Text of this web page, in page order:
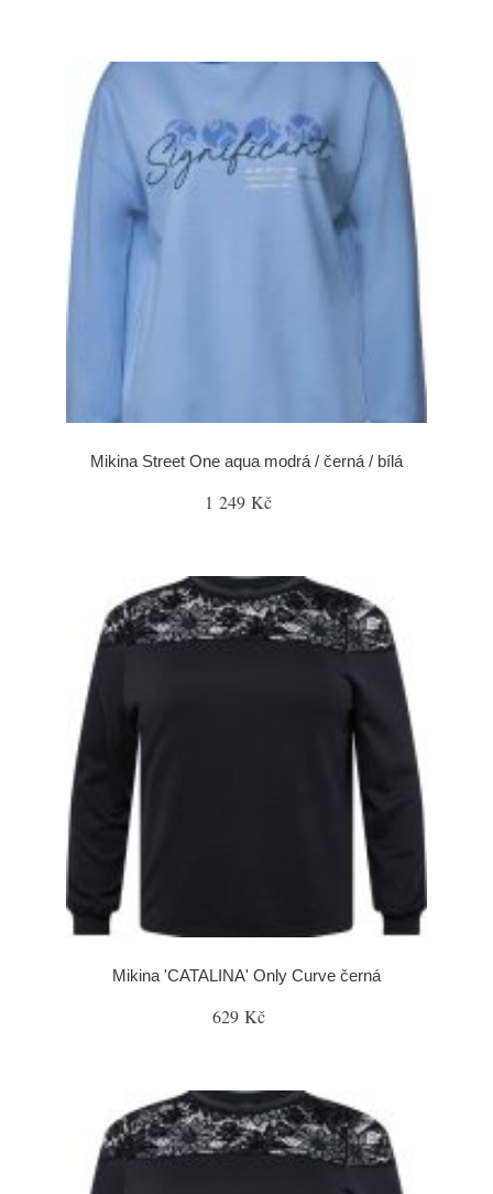
Mikina Street One aqua modrá / černá / bílá
1 249 Kč
Mikina 'CATALINA' Only Curve černá
629 Kč